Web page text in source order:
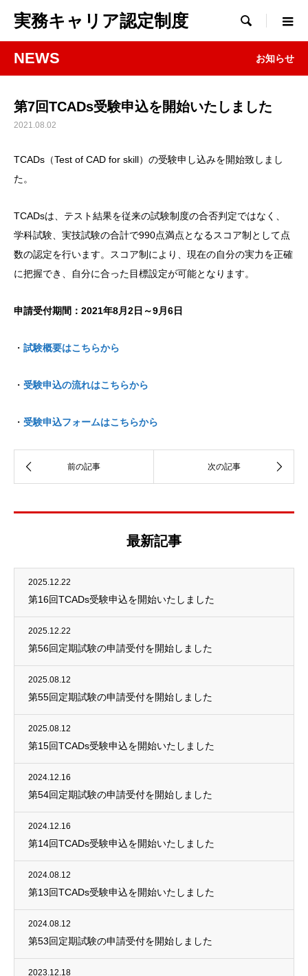
実務キャリア認定制度 
NEWS お知らせ
第7回TCADs受験申込を開始いたしました
2021.08.02
TCADs（Test of CAD for skill）の受験申し込みを開始致しまし
た。
TCADsは、テスト結果を従来の試験制度の合否判定ではなく、
学科試験、実技試験の合計で990点満点となるスコア制として点
数の認定を行います。スコア制により、現在の自分の実力を正確
に把握でき、自分に合った目標設定が可能となります。
申請受付期間：2021年8月2日～9月6日
・ 試験概要はこちらから
・ 受験申込の流れはこちらから
・ 受験申込フォームはこちらから
最新記事
2025.12.22
第16回TCADs受験申込を開始いたしました
2025.12.22
第56回定期試験の申請受付を開始しました
2025.08.12
第55回定期試験の申請受付を開始しました
2025.08.12
第15回TCADs受験申込を開始いたしました
2024.12.16
第54回定期試験の申請受付を開始しました
2024.12.16
第14回TCADs受験申込を開始いたしました
2024.08.12
第13回TCADs受験申込を開始いたしました
2024.08.12
第53回定期試験の申請受付を開始しました
2023.12.18